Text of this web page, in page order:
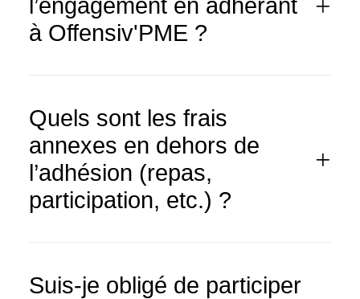
l’engagement en adhérant
à Offensiv'PME ?
Quels sont les frais
annexes en dehors de
l’adhésion (repas,
participation, etc.) ?
Suis-je obligé de participer